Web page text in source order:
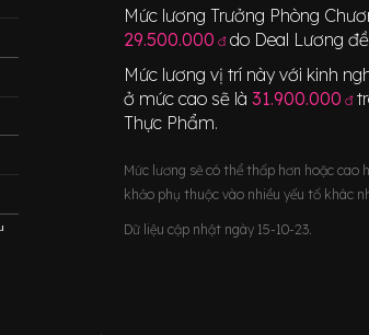
Mức lương Trưởng Phòng
29.500.000 đdo Deal Lương
Mức lương vị trí này với kinh
ở mức cao sẽ là 31.900.000 đ
Thực Phẩm.
Mức lương sẽ có thể thấp hơn hoặc
khảo phụ thuộc vào nhiều yếu tố khác
Dữ liệu cập nhật ngày 15-10-23.